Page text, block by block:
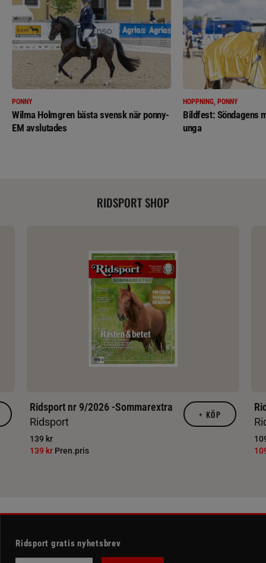
PONNY
Wilma Holmgren bästa svensk när ponny-
EM avslutades
HOPPNING, PONNY
Bildfest: Söndagens
unga
RIDSPORT SHOP
Ridsport nr 9/2026 -Sommarextra
Ridsport
139 kr
139 kr Pren.pris
+ KÖP
Ridsport gratis nyhetsbrev